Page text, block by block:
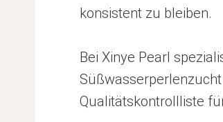
konsistent zu bleiben.
Bei Xinye Pearl
Qualitätskontrollliste